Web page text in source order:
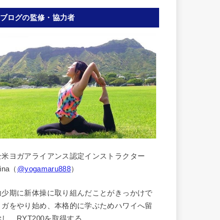
ブログの監修・協力者
米ヨガアライアンス認定インストラクター
（ @yogamaru888）
少期に新体操に取り組んだことがきっかけで
ガをやり始め、本格的に学ぶためハワイへ留